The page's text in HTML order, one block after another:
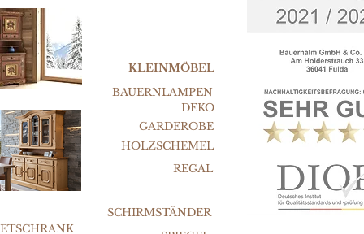
KLEINMÖBEL
BAUERNLAMPEN
DEKO
GARDEROBE
HOLZSCHEMEL
REGAL
SCHIRMSTÄNDER